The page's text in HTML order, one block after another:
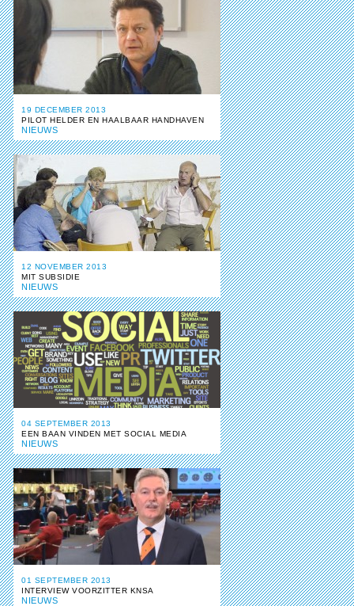
19 DECEMBER 2013
PILOT HELDER EN HAALBAAR HANDHAVEN
NIEUWS
12 NOVEMBER 2013
MIT SUBSIDIE
NIEUWS
04 SEPTEMBER 2013
EEN BAAN VINDEN MET SOCIAL MEDIA
NIEUWS
01 SEPTEMBER 2013
INTERVIEW VOORZITTER KNSA
NIEUWS